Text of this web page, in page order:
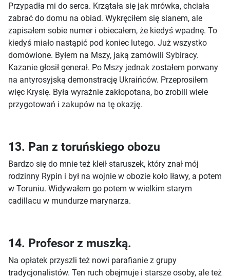
Przypadła mi do serca. Krzątała się jak mrówka, chciała
zabrać do domu na obiad. Wykręciłem się sianem, ale
zapisałem sobie numer i obiecałem, że kiedyś wpadnę. To
kiedyś miało nastąpić pod koniec lutego. Już wszystko
domówione. Byłem na Mszy, jaką zamówili Sybiracy.
Kazanie głosił generał. Po Mszy jednak zostałem porwany
na antyrosyjską demonstrację Ukraińców. Przeprosiłem
więc Krysię. Była wyraźnie zakłopotana, bo zrobili wiele
przygotowań i zakupów na tę okazję.
13. Pan z toruńskiego obozu
Bardzo się do mnie też kleił staruszek, który znał mój
rodzinny Rypin i był na wojnie w obozie koło Iławy, a potem
w Toruniu. Widywałem go potem w wielkim starym
cadillacu w mundurze marynarza.
14. Profesor z muszką.
Na opłatek przyszli też nowi parafianie z grupy
tradycjonalistów. Ten ruch obejmuje i starsze osoby, ale też